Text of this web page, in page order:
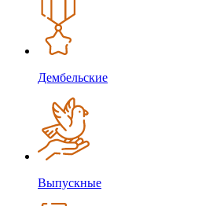
Дембельские
Выпускные